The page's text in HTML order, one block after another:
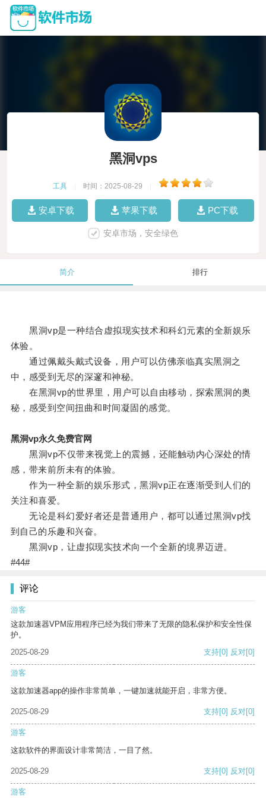
黑洞vps
工具 时间：2025-08-29
安卓下载 苹果下载 PC下载
安卓市场，安全绿色
简介 排行
黑洞vp是一种结合虚拟现实技术和科幻元素的全新娱乐
体验。
通过佩戴头戴式设备，用户可以仿佛亲临真实黑洞之
中，感受到无尽的深邃和神秘。
在黑洞vp的世界里，用户可以自由移动，探索黑洞的奥
秘，感受到空间扭曲和时间凝固的感觉。
黑洞vp永久免费官网
黑洞vp不仅带来视觉上的震撼，还能触动内心深处的情
感，带来前所未有的体验。
作为一种全新的娱乐形式，黑洞vp正在逐渐受到人们的
关注和喜爱。
无论是科幻爱好者还是普通用户，都可以通过黑洞vp找
到自己的乐趣和兴奋。
黑洞vp，让虚拟现实技术向一个全新的境界迈进。
#44#
评论
游客
这款加速器VPM应用程序已经为我们带来了无限的隐私保护和安全性保
护。
2025-08-29
支持[0] 反对[0]
游客
这款加速器app的操作非常简单，一键加速就能开启，非常方便。
2025-08-29 支持[0] 反对[0]
游客
这款软件的界面设计非常简洁，一目了然。
2025-08-29 支持[0] 反对[0]
游客